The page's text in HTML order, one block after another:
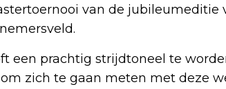
van de jubileumeditie
een prachtig strijdtoneel te
zich te gaan meten met deze